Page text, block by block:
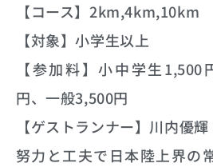
【コース】2km,4km,10km
【対象】小学生以上
【参加料】小中学生
円、一般3,500円
【ゲストランナー】川内優輝
努力と工夫で日本陸上界の